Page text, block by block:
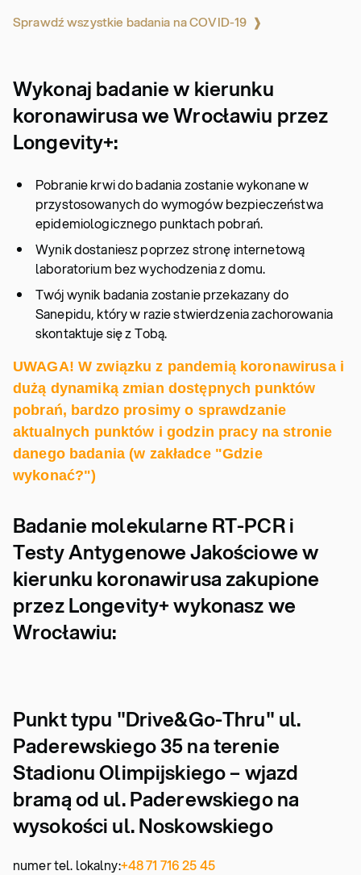
Sprawdź wszystkie badania na COVID-19 ❱
Wykonaj badanie w kierunku
koronawirusa we Wrocławiu przez
Longevity+:
Pobranie krwi do badania zostanie wykonane w
przystosowanych do wymogów bezpieczeństwa
epidemiologicznego punktach pobrań.
Wynik dostaniesz poprzez stronę internetową
laboratorium bez wychodzenia z domu.
Twój wynik badania zostanie przekazany do
Sanepidu, który w razie stwierdzenia zachorowania
skontaktuje się z Tobą.
UWAGA! W związku z pandemią koronawirusa i
dużą dynamiką zmian dostępnych punktów
pobrań, bardzo prosimy o sprawdzanie
aktualnych punktów i godzin pracy na stronie
danego badania (w zakładce "Gdzie
wykonać?")
Badanie molekularne RT-PCR i
Testy Antygenowe Jakościowe w
kierunku koronawirusa zakupione
przez Longevity+ wykonasz we
Wrocławiu:
Punkt typu "Drive&Go-Thru" ul.
Paderewskiego 35 na terenie
Stadionu Olimpijskiego – wjazd
bramą od ul. Paderewskiego na
wysokości ul. Noskowskiego
numer tel. lokalny:+48 71 716 25 45